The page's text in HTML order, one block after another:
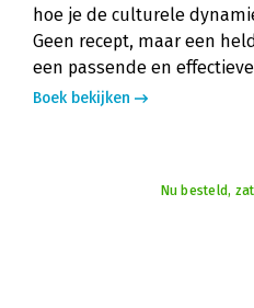
hoe je de culturele
Geen recept, maar een
een passende en
Boek bekijken
Nu besteld,